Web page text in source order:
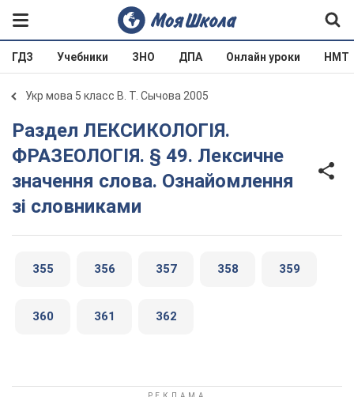
ГДЗ Учебники ЗНО ДПА Онлайн уроки НМТ
Укр мова 5 класс В. Т. Сычова 2005
Раздел ЛЕКСИКОЛОГІЯ.
ФРАЗЕОЛОГІЯ. § 49. Лексичне
значення слова. Ознайомлення
зі словниками
355 356 357 358 359
360 361 362